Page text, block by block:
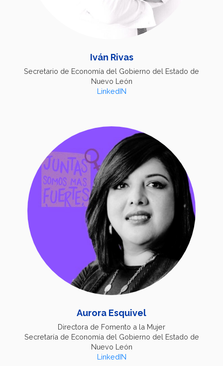
Iván Rivas
Secretario de Economía del Gobierno del Estado de
Nuevo León
LinkedIN
Aurora Esquivel
Directora de Fomento a la Mujer
Secretaría de Economía del Gobierno del Estado de
Nuevo León
LinkedIN